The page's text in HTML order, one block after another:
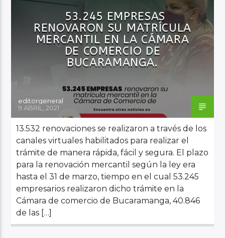
Audio en Vivo
53.245 EMPRESAS
RENOVARON SU MATRÍCULA
MERCANTIL EN LA CÁMARA
DE COMERCIO DE
BUCARAMANGA.
editorgeneral
9 ABRIL, 2021
13.532 renovaciones se realizaron a través de los
canales virtuales habilitados para realizar el
trámite de manera rápida, fácil y segura. El plazo
para la renovación mercantil según la ley era
hasta el 31 de marzo, tiempo en el cual 53.245
empresarios realizaron dicho trámite en la
Cámara de comercio de Bucaramanga, 40.846
de las […]